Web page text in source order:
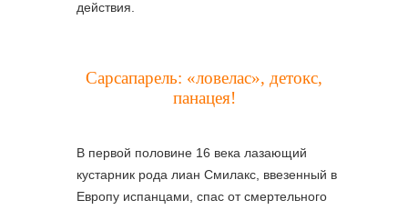
действия.
Сарсапарель: «ловелас», детокс,
панацея!
В первой половине 16 века лазающий
кустарник рода лиан Смилакс, ввезенный в
Европу испанцами, спас от смертельного